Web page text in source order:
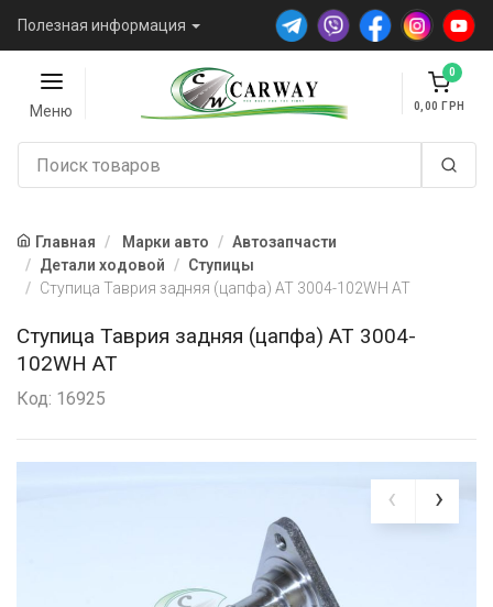
Полезная информация
Меню
0
0,00
Главная Марки авто
Автозапчасти
Детали ходовой
Ступицы
Ступица Таврия задняя (цапфа) AT 3004-102WH AT
Ступица Таврия задняя (цапфа) AT 3004-
102WH AT
Код: 16925